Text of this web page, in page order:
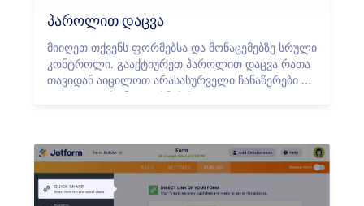
პაროლით დაცვა
მიიღეთ თქვენს ფორმებსა და მონაცემებზე სრული
კონტროლი. გააქტიურეთ პაროლით დაცვა რათა
თავიდან აიცილოთ არასასურველი ჩანაწერები და